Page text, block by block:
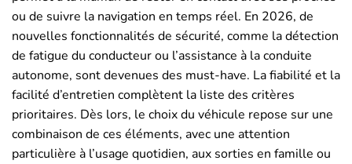
ou de suivre la navigation en temps réel. En 2026, de
nouvelles fonctionnalités de sécurité, comme la détection
de fatigue du conducteur ou l’assistance à la conduite
autonome, sont devenues des must-have. La fiabilité et la
facilité d’entretien complètent la liste des critères
prioritaires. Dès lors, le choix du véhicule repose sur une
combinaison de ces éléments, avec une attention
particulière à l’usage quotidien, aux sorties en famille ou